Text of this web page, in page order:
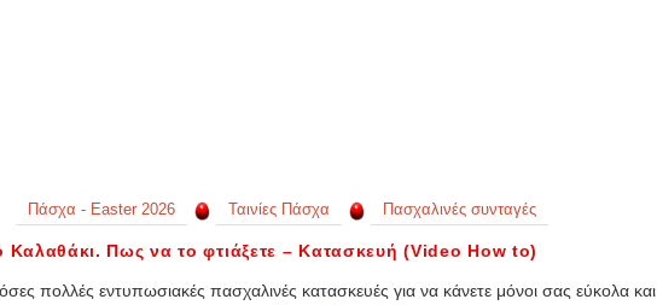
Πάσχα - Easter 2026 Ταινίες Πάσχα Πασχαλινές συνταγές
Καλαθάκι. Πως να το φτιάξετε – Κατασκευή (Video How to)
πολλές εντυπωσιακές πασχαλινές κατασκευές για να κάνετε μόνοι σας εύκολα και